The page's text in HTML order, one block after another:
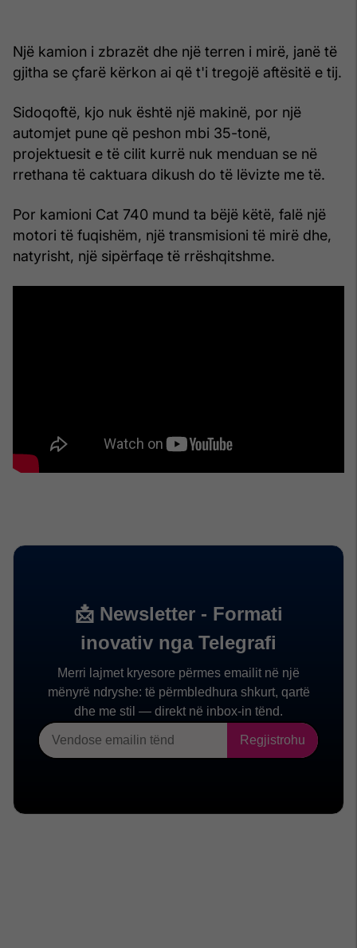
Një kamion i zbrazët dhe një terren i mirë, janë të
gjitha se çfarë kërkon ai që t'i tregojë aftësitë e tij.
Sidoqoftë, kjo nuk është një makinë, por një
automjet pune që peshon mbi 35-tonë,
projektuesit e të cilit kurrë nuk menduan se në
rrethana të caktuara dikush do të lëvizte me të.
Por kamioni Cat 740 mund ta bëjë këtë, falë një
motori të fuqishëm, një transmisioni të mirë dhe,
natyrisht, një sipërfaqe të rrëshqitshme.